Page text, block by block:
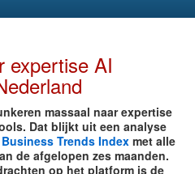
expertise AI
massaal naar expertise
Dat blijkt uit een analyse
Business Trends Index met alle
de afgelopen zes maanden.
op het platform is de